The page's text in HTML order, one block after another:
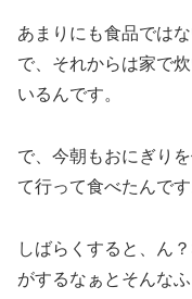
あまりにも食品では
で、それからは家で
いるんです。
で、今朝もおにぎり
て行って食べたんです
しばらくすると、ん
がするなぁとそんな